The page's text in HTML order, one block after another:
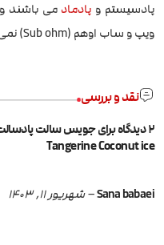
پادسیستم و پادماد می باشند
ویپ و ساب اوهم (Sub ohm) نمی باشد.
نقد و بررسی
2 دیدگاه برای
Tangerine Coconut ice
Sana babaei
– شهریور 11, 1403